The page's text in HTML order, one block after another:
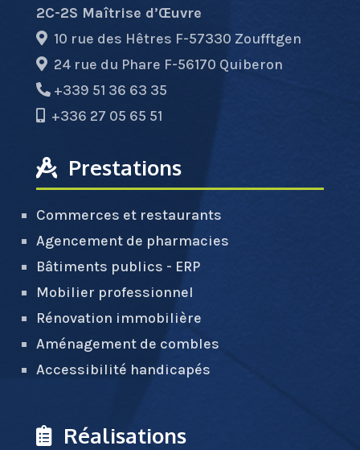
2C-2S Maîtrise d’Œuvre
10 rue des Hêtres F-57330 Zoufftgen
24 rue du Phare F-56170 Quiberon
+339 51 36 63 35
+336 27 05 65 51
Prestations
Commerces et restaurants
Agencement de pharmacies
Bâtiments publics - ERP
Mobilier professionnel
Rénovation immobilière
Aménagement de combles
Accessibilité handicapés
Réalisations